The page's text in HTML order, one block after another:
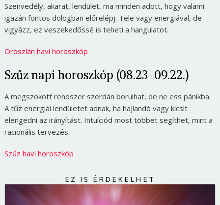
Szenvedély, akarat, lendület, ma minden adott, hogy valami
igazán fontos dologban előrelépj. Tele vagy energiával, de
vigyázz, ez veszekedőssé is teheti a hangulatot.
Oroszlán havi horoszkóp
Szűz napi horoszkóp (08.23-09.22.)
A megszokott rendszer szerdán borulhat, de ne ess pánikba.
A tűz energiái lendületet adnak, ha hajlandó vagy kicsit
elengedni az irányítást. Intuíciód most többet segíthet, mint a
racionális tervezés.
Szűz havi horoszkóp
EZ IS ÉRDEKELHET